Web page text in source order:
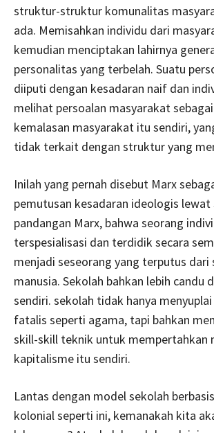
struktur-struktur komunalitas
ada. Memisahkan individu dari
kemudian menciptakan lahirnya
personalitas yang terbelah. Suatu
diiputi dengan kesadaran naif dan
melihat persoalan masyarakat
kemalasan masyarakat itu sendiri,
tidak terkait dengan struktur yang
Inilah yang pernah disebut Marx
pemutusan kesadaran ideologis lewat
pandangan Marx, bahwa seorang
terspesialisasi dan terdidik secara
menjadi seseorang yang terputus dari
manusia. Sekolah bahkan lebih candu
sendiri. sekolah tidak hanya
fatalis seperti agama, tapi bahkan
skill-skill teknik untuk mempertahkan
kapitalisme itu sendiri.
Lantas dengan model sekolah
kolonial seperti ini, kemanakah kita